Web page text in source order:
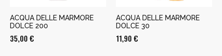
ACQUA DELLE MARMORE
DOLCE 200
35,00 €
ACQUA DELLE MARMORE
DOLCE 30
11,90 €